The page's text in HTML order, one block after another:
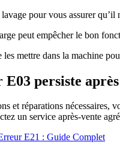
pour vous assurer qu’il
peut empêcher le bon
mettre dans la machine
persiste
et réparations
un service après-vente
E21 : Guide Complet